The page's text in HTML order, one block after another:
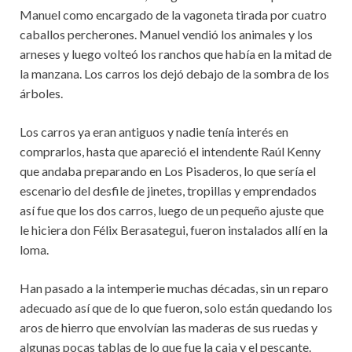
Manuel como encargado de la vagoneta tirada por cuatro
caballos percherones. Manuel vendió los animales y los
arneses y luego volteó los ranchos que había en la mitad de
la manzana. Los carros los dejó debajo de la sombra de los
árboles.
Los carros ya eran antiguos y nadie tenía interés en
comprarlos, hasta que apareció el intendente Raúl Kenny
que andaba preparando en Los Pisaderos, lo que sería el
escenario del desfile de jinetes, tropillas y emprendados
así fue que los dos carros, luego de un pequeño ajuste que
le hiciera don Félix Berasategui, fueron instalados allí en la
loma.
Han pasado a la intemperie muchas décadas, sin un reparo
adecuado así que de lo que fueron, solo están quedando los
aros de hierro que envolvían las maderas de sus ruedas y
algunas pocas tablas de lo que fue la caja y el pescante.